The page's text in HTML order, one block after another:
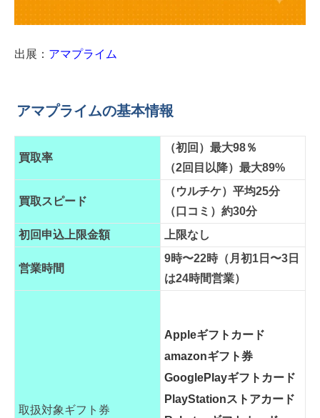
出展： アマプライム
アマプライムの基本情報
買取率
（初回）最大98％
（2回目以降）最大89%
買取スピード
（ウルチケ）平均25分
（口コミ）約30分
初回申込上限金額
上限なし
営業時間
9時〜22時（月初1日〜3日
は24時間営業）
取扱対象ギフト券
Appleギフトカード
amazonギフト券
GooglePlayギフトカード
PlayStationストアカード